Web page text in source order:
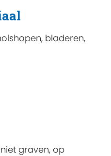
bladeren,
graven, op